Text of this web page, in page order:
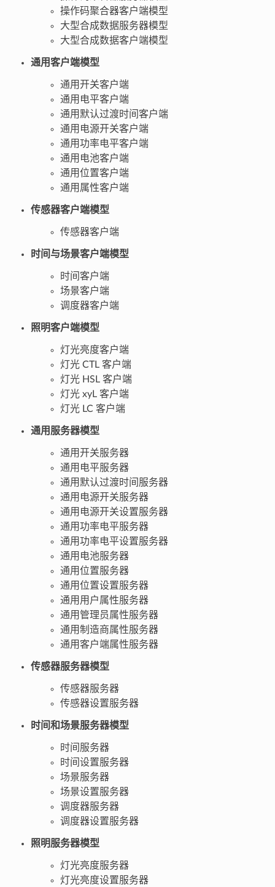
操作码聚合器客户端模型
大型合成数据服务器模型
大型合成数据客户端模型
通用客户端模型
通用开关客户端
通用电平客户端
通用默认过渡时间客户端
通用电源开关客户端
通用功率电平客户端
通用电池客户端
通用位置客户端
通用属性客户端
传感器客户端模型
传感器客户端
时间与场景客户端模型
时间客户端
场景客户端
调度器客户端
照明客户端模型
灯光亮度客户端
灯光 CTL 客户端
灯光 HSL 客户端
灯光 xyL 客户端
灯光 LC 客户端
通用服务器模型
通用开关服务器
通用电平服务器
通用默认过渡时间服务器
通用电源开关服务器
通用电源开关设置服务器
通用功率电平服务器
通用功率电平设置服务器
通用电池服务器
通用位置服务器
通用位置设置服务器
通用用户属性服务器
通用管理员属性服务器
通用制造商属性服务器
通用客户端属性服务器
传感器服务器模型
传感器服务器
传感器设置服务器
时间和场景服务器模型
时间服务器
时间设置服务器
场景服务器
场景设置服务器
调度器服务器
调度器设置服务器
照明服务器模型
灯光亮度服务器
灯光亮度设置服务器